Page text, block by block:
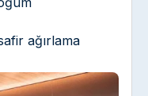
ağırlama